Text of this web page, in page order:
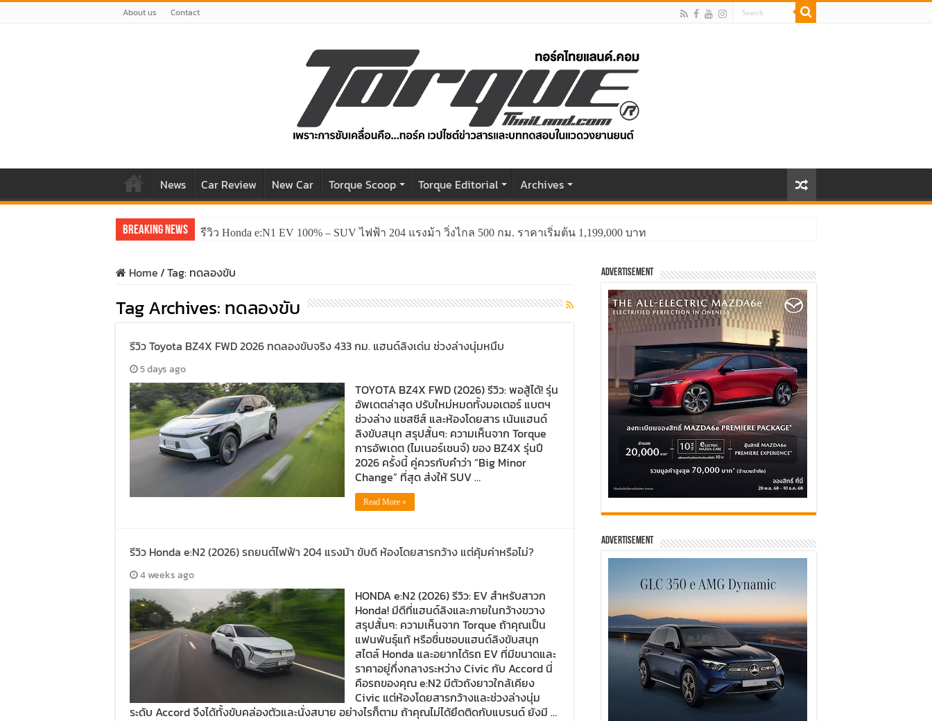
About us Contact
News Car Review New Car Torque Scoop Torque Editorial Archives
Breaking News รีวิว Honda e:N1 EV 100% – SUV ไฟฟ้า 204 แรงม้า วิ่งไกล 500 กม. ราคาเริ่มต้น 1,199,000 บาท
Home/Tag: ทดลองขับ
Tag Archives: ทดลองขับ
รีวิว Toyota BZ4X FWD 2026 ทดลองขับจริง 433 กม. แฮนด์ลิงเด่น ช่วงล่างนุ่มหนึบ
5 days ago
TOYOTA BZ4X FWD (2026) รีวิว: พอสู้ได้! รุ่น
อัพเดตล่าสุด ปรับใหม่หมดทั้งมอเตอร์ แบตฯ
ช่วงล่าง แชสซีส์ และห้องโดยสาร เน้นแฮนด์
ลิงขับสนุก สรุปสั้นๆ: ความเห็นจาก Torque
การอัพเดต (ไมเนอร์เชนจ์) ของ BZ4X รุ่นปี
2026 ครั้งนี้ คู่ควรกับคำว่า “Big Minor
Change” ที่สุด ส่งให้ SUV …
Read More »
รีวิว Honda e:N2 (2026) รถยนต์ไฟฟ้า 204 แรงม้า ขับดี ห้องโดยสารกว้าง แต่คุ้มค่าหรือไม่?
4 weeks ago
HONDA e:N2 (2026) รีวิว: EV สำหรับสาวก
Honda! มีดีที่แฮนด์ลิงและภายในกว้างขวาง
สรุปสั้นๆ: ความเห็นจาก Torque ถ้าคุณเป็น
แฟนพันธุ์แท้ หรือชื่นชอบแฮนด์ลิงขับสนุก
สไตล์ Honda และอยากได้รถ EV ที่มีขนาดและ
ราคาอยู่กึ่งกลางระหว่าง Civic กับ Accord นี่
คือรถของคุณ e:N2 มีตัวถังยาวใกล้เคียง
Civic แต่ห้องโดยสารกว้างและช่วงล่างนุ่ม
ระดับ Accord จึงได้ทั้งขับคล่องตัวและนั่งสบาย อย่างไรก็ตาม ถ้าคุณไม่ได้ยึดติดกับแบรนด์ ยังมี …
Advertisement
Advertisement